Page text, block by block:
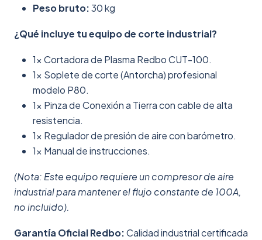
Peso bruto:30 kg
¿Qué incluye tu equipo de corte industrial?
1x Cortadora de Plasma Redbo CUT-100.
1x Soplete de corte (Antorcha) profesional
modelo P80.
1x Pinza de Conexión a Tierra con cable de alta
resistencia.
1x Regulador de presión de aire con barómetro.
1x Manual de instrucciones.
(Nota: Este equipo requiere un compresor de aire
industrial para mantener el flujo constante de 100A,
no incluido).
Garantía Oficial Redbo:Calidad industrial certificada